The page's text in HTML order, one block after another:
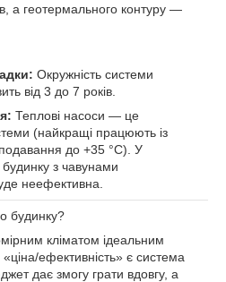
а геотермального контуру —
Окружність системи
від 3 до 7 років.
Теплові насоси — це
(найкращі працюють із
подавання до +35 °C). У
з чавунами
неефективна.
будинку?
кліматом ідеальним
ефективність» є система
дає змогу грати вдовгу, а